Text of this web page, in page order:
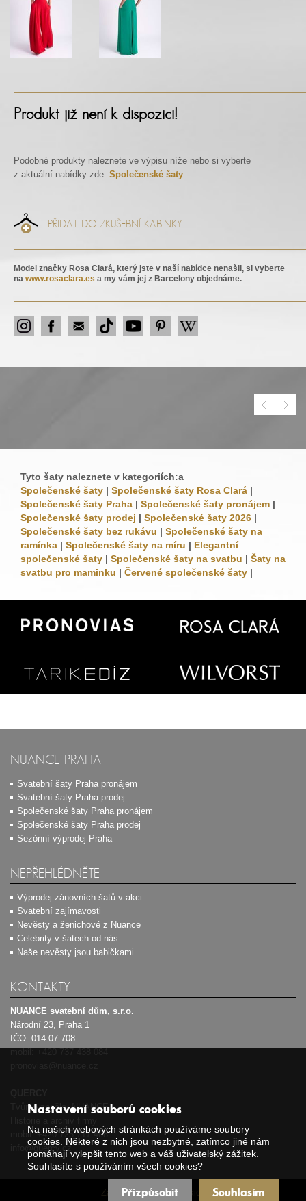
Produkt již není k dispozici!
Podobné produkty naleznete ve výpisu níže nebo si vyberte
z aktuální nabídky zde: Společenské šaty
PŘIDAT DO ZKUŠEBNÍ KABINKY
Model značky Rosa Clará, který jste v naší nabídce nenašli, si vyberte
na www.rosaclara.es a my vám jej z Barcelony objednáme.
Tyto šaty naleznete v kategoriích:a
Společenské šaty | Společenské šaty Rosa Clará |
Společenské šaty Praha | Společenské šaty pronájem |
Společenské šaty prodej | Společenské šaty 2026 |
Společenské šaty bez rukávu | Společenské šaty na
ramínka | Společenské šaty na míru | Elegantní
společenské šaty | Společenské šaty na svatbu | Šaty na
svatbu pro maminku | Červené společenské šaty |
NUANCE PRAHA
Svatební šaty Praha pronájem
Svatební šaty Praha prodej
Společenské šaty Praha pronájem
Společenské šaty Praha prodej
Sezónní výprodej Praha
NEPŘEHLÉDNĚTE
Výprodej zánovních šatů v akci
Svatební zajímavosti
Nevěsty a ženichové z Nuance
Celebrity v šatech od nás
Naše nevěsty jsou babičkami
KONTAKTY
NUANCE svatební dům, s.r.o.
Národní 23, Praha 1
IČO: 014 07 708
Tvůrce značky NUANCE
mobil:+420 725 717 408
info@quercy.cz
Nastavení souborů cookies
Na našich webových stránkách používáme soubory
cookies. Některé z nich jsou nezbytné, zatímco jiné nám
pomáhají vylepšit tento web a váš uživatelský zážitek.
Souhlasíte s používáním všech cookies?
Souhlasím
Přizpůsobit
Zásady používání cookies